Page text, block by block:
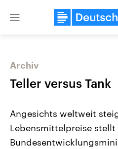
Close
Archiv
Teller versus Tank
Angesichts weltweit
Lebensmittelpreise stellt